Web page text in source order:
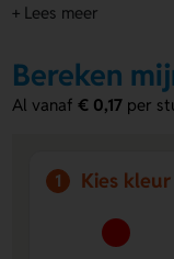
promotionele
Balpen een
professionele en
+ Lees meer
Bereken
Al vanaf€ 0,17 per
1 Kies kleur